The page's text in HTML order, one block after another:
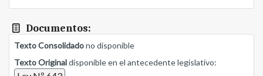
Documentos:
Texto Consolidadono disponible
Texto Originaldisponible en el antecedente legislativo: